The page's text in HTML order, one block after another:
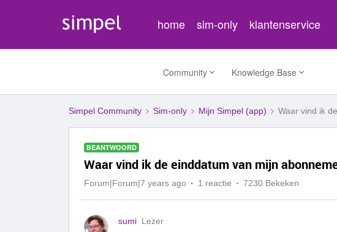
home sim-only klantenservice
Community Knowledge Base
Simpel Community Sim-only Mijn Simpel (app) Waar vind ik
BEANTWOORD
Waar vind ik de einddatum van mijn
Forum|Forum|7 years ago 1 reactie 7230 Bekeken
sumi Lezer